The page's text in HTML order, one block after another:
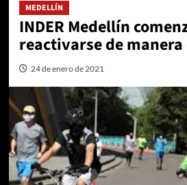
MEDELLÍN
INDER Medellín
reactivarse de
24 de enero de 2021